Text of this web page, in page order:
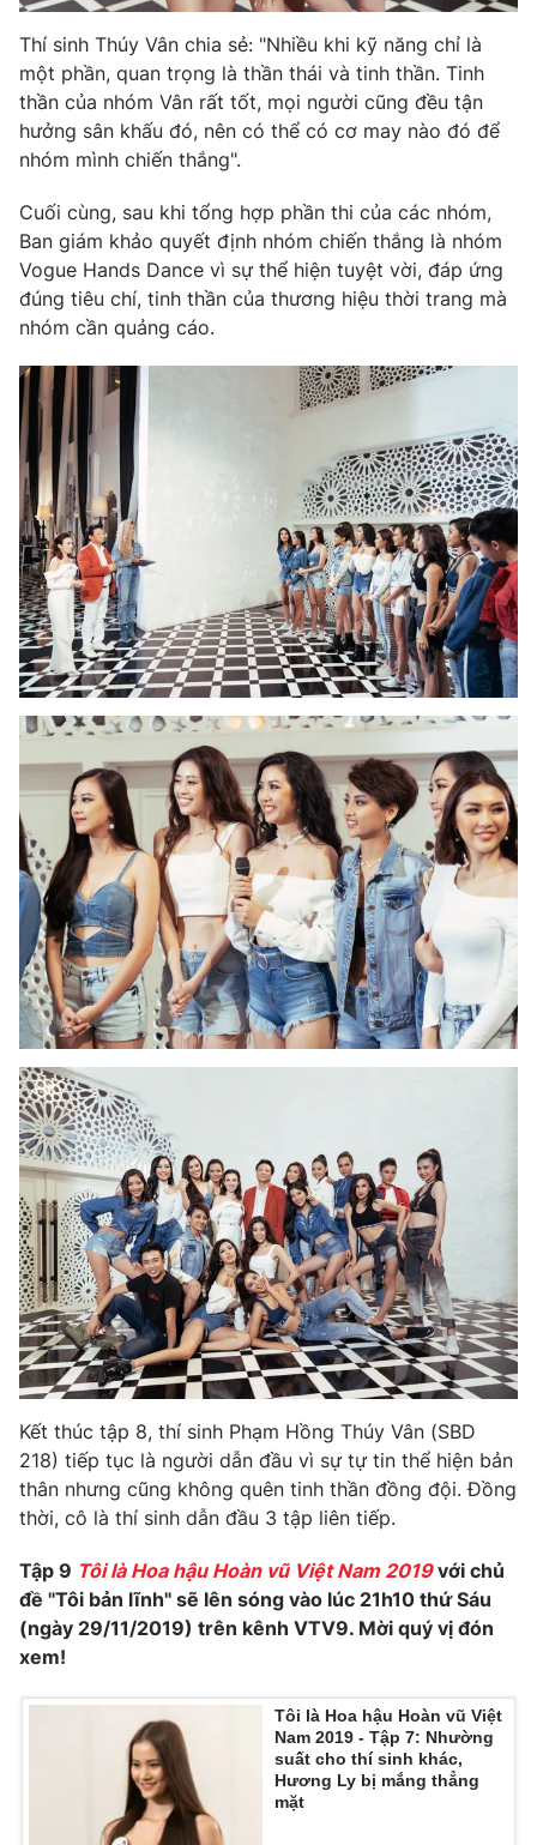
Thí sinh Thúy Vân chia sẻ: "Nhiều khi kỹ năng chỉ là
một phần, quan trọng là thần thái và tinh thần. Tinh
thần của nhóm Vân rất tốt, mọi người cũng đều tận
hưởng sân khấu đó, nên có thể có cơ may nào đó để
nhóm mình chiến thắng".
Cuối cùng, sau khi tổng hợp phần thi của các nhóm,
Ban giám khảo quyết định nhóm chiến thắng là nhóm
Vogue Hands Dance vì sự thể hiện tuyệt vời, đáp ứng
đúng tiêu chí, tinh thần của thương hiệu thời trang mà
nhóm cần quảng cáo.
Kết thúc tập 8, thí sinh Phạm Hồng Thúy Vân (SBD
218) tiếp tục là người dẫn đầu vì sự tự tin thể hiện bản
thân nhưng cũng không quên tinh thần đồng đội. Đồng
thời, cô là thí sinh dẫn đầu 3 tập liên tiếp.
Tập 9 Tôi là Hoa hậu Hoàn vũ Việt Nam 2019với chủ
đề "Tôi bản lĩnh" sẽ lên sóng vào lúc 21h10 thứ Sáu
(ngày 29/11/2019) trên kênh VTV9. Mời quý vị đón
xem!
Tôi là Hoa hậu Hoàn vũ Việt
Nam 2019 - Tập 7: Nhường
suất cho thí sinh khác,
Hương Ly bị mắng thẳng
mặt